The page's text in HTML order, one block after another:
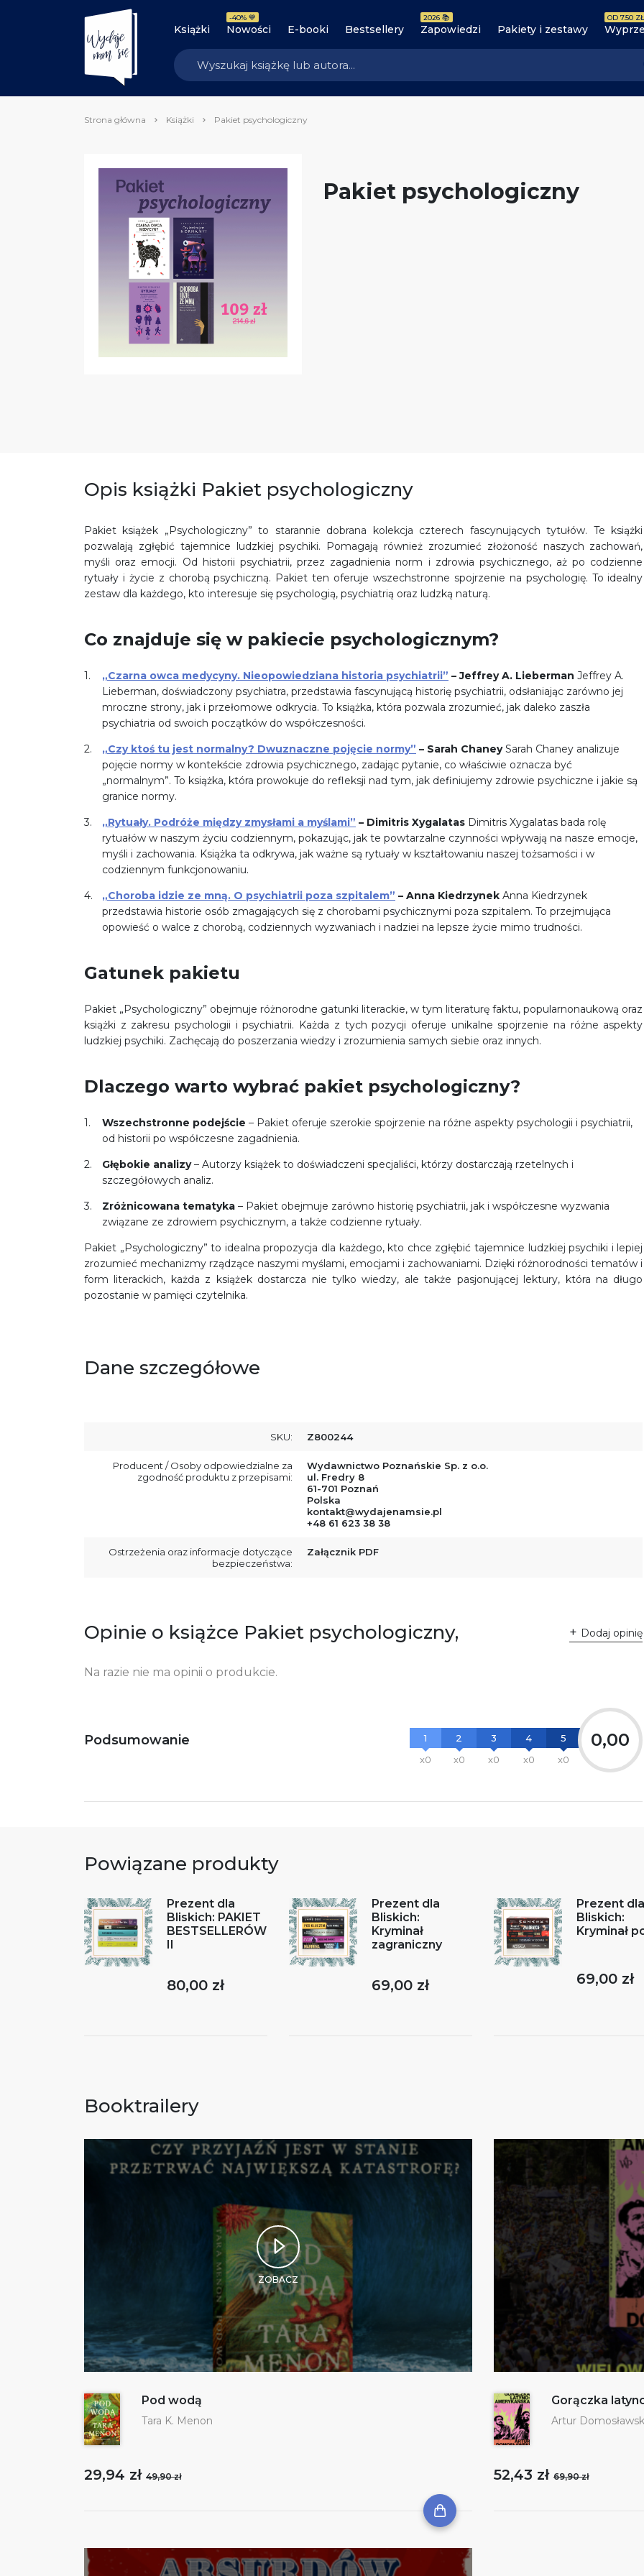
Książki Nowości
-40% 💙
E-booki Bestsellery Zapowiedzi
2026 📚
Pakiety i zestawy
OD 7.50
Strona główna Książki Pakiet psychologiczny
Pakiet psychologiczny
Opis książki Pakiet psychologiczny
Pakiet książek „Psychologiczny” to starannie dobrana kolekcja czterech fascynujących tytułów. Te książki
pozwalają zgłębić tajemnice ludzkiej psychiki. Pomagają również zrozumieć złożoność naszych zachowań,
myśli oraz emocji. Od historii psychiatrii, przez zagadnienia norm i zdrowia psychicznego, aż po codzienne
rytuały i życie z chorobą psychiczną. Pakiet ten oferuje wszechstronne spojrzenie na psychologię. To idealny
zestaw dla każdego, kto interesuje się psychologią, psychiatrią oraz ludzką naturą.
Co znajduje się w pakiecie psychologicznym?
„Czarna owca medycyny. Nieopowiedziana historia psychiatrii” – Jeffrey A. Lieberman Jeffrey A.
Lieberman, doświadczony psychiatra, przedstawia fascynującą historię psychiatrii, odsłaniając zarówno jej
mroczne strony, jak i przełomowe odkrycia. To książka, która pozwala zrozumieć, jak daleko zaszła
psychiatria od swoich początków do współczesności.
„Czy ktoś tu jest normalny? Dwuznaczne pojęcie normy” – Sarah ChaneySarah Chaney analizuje
pojęcie normy w kontekście zdrowia psychicznego, zadając pytanie, co właściwie oznacza być
„normalnym”. To książka, która prowokuje do refleksji nad tym, jak definiujemy zdrowie psychiczne i jakie są
granice normy.
„Rytuały. Podróże między zmysłami a myślami” – Dimitris Xygalatas Dimitris Xygalatas bada rolę
rytuałów w naszym życiu codziennym, pokazując, jak te powtarzalne czynności wpływają na nasze emocje,
myśli i zachowania. Książka ta odkrywa, jak ważne są rytuały w kształtowaniu naszej tożsamości i w
codziennym funkcjonowaniu.
„Choroba idzie ze mną. O psychiatrii poza szpitalem” – Anna Kiedrzynek Anna Kiedrzynek
przedstawia historie osób zmagających się z chorobami psychicznymi poza szpitalem. To przejmująca
opowieść o walce z chorobą, codziennych wyzwaniach i nadziei na lepsze życie mimo trudności.
Gatunek pakietu
Pakiet „Psychologiczny” obejmuje różnorodne gatunki literackie, w tym literaturę faktu, popularnonaukową oraz
książki z zakresu psychologii i psychiatrii. Każda z tych pozycji oferuje unikalne spojrzenie na różne aspekty
ludzkiej psychiki. Zachęcają do poszerzania wiedzy i zrozumienia samych siebie oraz innych.
Dlaczego warto wybrać pakiet psychologiczny?
Wszechstronne podejście – Pakiet oferuje szerokie spojrzenie na różne aspekty psychologii i psychiatrii,
od historii po współczesne zagadnienia.
Głębokie analizy– Autorzy książek to doświadczeni specjaliści, którzy dostarczają rzetelnych i
szczegółowych analiz.
Zróżnicowana tematyka – Pakiet obejmuje zarówno historię psychiatrii, jak i współczesne wyzwania
związane ze zdrowiem psychicznym, a także codzienne rytuały.
Pakiet „Psychologiczny” to idealna propozycja dla każdego, kto chce zgłębić tajemnice ludzkiej psychiki i lepiej
zrozumieć mechanizmy rządzące naszymi myślami, emocjami i zachowaniami. Dzięki różnorodności tematów i
form literackich, każda z książek dostarcza nie tylko wiedzy, ale także pasjonującej lektury, która na długo
pozostanie w pamięci czytelnika.
Dane szczegółowe
SKU: Z800244
Producent / Osoby odpowiedzialne za
zgodność produktu z przepisami:
Wydawnictwo Poznańskie Sp. z o.o.
ul. Fredry 8
61-701 Poznań
Polska
kontakt@wydajenamsie.pl
+48 61 623 38 38
Ostrzeżenia oraz informacje dotyczące
bezpieczeństwa:
Załącznik PDF
Opinie o książce Pakiet psychologiczny, Dodaj opinię
Na razie nie ma opinii o produkcie.
Podsumowanie
1
x0
2
x0
3
x0
4
x0
5
x0
0,00
Powiązane produkty
Prezent dla
Bliskich: PAKIET
BESTSELLERÓW
II
80,00 zł
Prezent dla
Bliskich:
Kryminał
zagraniczny
69,00 zł
Prezent dla
Bliskich:
Kryminał
69,00 zł
Booktrailery
ZOBACZ
Pod wodą
Tara K. Menon
29,94 zł 49,90 zł
Gorączka
Artur
52,43 zł 69,90 zł